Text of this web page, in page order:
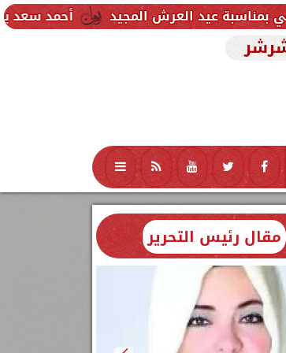
أحمد سعد يطلق «الألبوم المجيد
تكنولوجيا منوعات محافظات
مقال رئيس التحرير